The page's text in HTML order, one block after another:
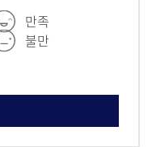
만족
불만